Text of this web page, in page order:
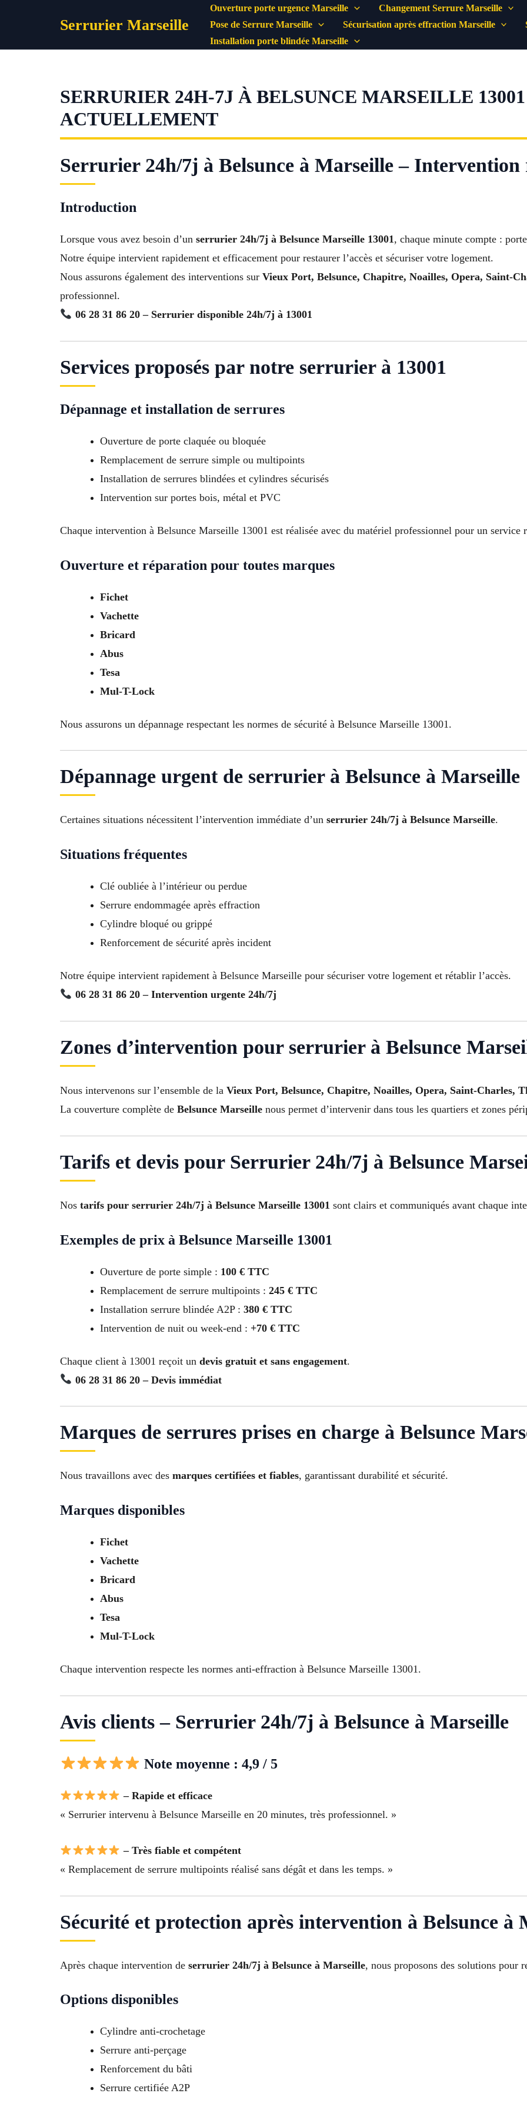
Serrurier Marseille
Ouverture porte urgence Marseille
Changement Serrure Marseille
Pose de Serrure Marseille
Sécurisation après effraction Marseille
Installation porte blindée Marseille
SERRURIER 24H-7J À BELSUNCE MARSEILLE
ACTUELLEMENT
Serrurier 24h/7j à Belsunce à Marseille –
Introduction
Lorsque vous avez besoin d’un serrurier 24h/7j à Belsunce Marseille 13001, chaque minute compte :
Notre équipe intervient rapidement et efficacement pour restaurer l’accès et sécuriser votre logement.
Nous assurons également des interventions sur Vieux Port, Belsunce, Chapitre, Noailles, Opera, Saint-
professionnel.
06 28 31 86 20 – Serrurier disponible 24h/7j à 13001
Services proposés par notre serrurier à 13001
Dépannage et installation de serrures
Ouverture de porte claquée ou bloquée
Remplacement de serrure simple ou multipoints
Installation de serrures blindées et cylindres sécurisés
Intervention sur portes bois, métal et PVC
Chaque intervention à Belsunce Marseille 13001 est réalisée avec du matériel professionnel pour un service
Ouverture et réparation pour toutes marques
Fichet
Vachette
Bricard
Abus
Tesa
Mul-T-Lock
Nous assurons un dépannage respectant les normes de sécurité à Belsunce Marseille 13001.
Dépannage urgent de serrurier à Belsunce à Marseille
Certaines situations nécessitent l’intervention immédiate d’un serrurier 24h/7j à Belsunce Marseille.
Situations fréquentes
Clé oubliée à l’intérieur ou perdue
Serrure endommagée après effraction
Cylindre bloqué ou grippé
Renforcement de sécurité après incident
Notre équipe intervient rapidement à Belsunce Marseille pour sécuriser votre logement et rétablir l’accès.
06 28 31 86 20 – Intervention urgente 24h/7j
Zones d’intervention pour serrurier à Belsunce
Nous intervenons sur l’ensemble de la Vieux Port, Belsunce, Chapitre, Noailles, Opera, Saint-Charles,
La couverture complète de Belsunce Marseille nous permet d’intervenir dans tous les quartiers et zones
Tarifs et devis pour Serrurier 24h/7j à Belsunce
Nos tarifs pour serrurier 24h/7j à Belsunce Marseille 13001 sont clairs et communiqués avant chaque
Exemples de prix à Belsunce Marseille 13001
Ouverture de porte simple : 100 € TTC
Remplacement de serrure multipoints : 245 € TTC
Installation serrure blindée A2P : 380 € TTC
Intervention de nuit ou week-end : +70 € TTC
Chaque client à 13001 reçoit un devis gratuit et sans engagement.
06 28 31 86 20 – Devis immédiat
Marques de serrures prises en charge à Belsunce
Nous travaillons avec des marques certifiées et fiables, garantissant durabilité et sécurité.
Marques disponibles
Fichet
Vachette
Bricard
Abus
Tesa
Mul-T-Lock
Chaque intervention respecte les normes anti-effraction à Belsunce Marseille 13001.
Avis clients – Serrurier 24h/7j à Belsunce à Marseille
Note moyenne : 4,9 / 5
– Rapide et efficace
« Serrurier intervenu à Belsunce Marseille en 20 minutes, très professionnel. »
– Très fiable et compétent
« Remplacement de serrure multipoints réalisé sans dégât et dans les temps. »
Sécurité et protection après intervention à Belsunce à
Après chaque intervention de serrurier 24h/7j à Belsunce à Marseille, nous proposons des solutions pour
Options disponibles
Cylindre anti-crochetage
Serrure anti-perçage
Renforcement du bâti
Serrure certifiée A2P